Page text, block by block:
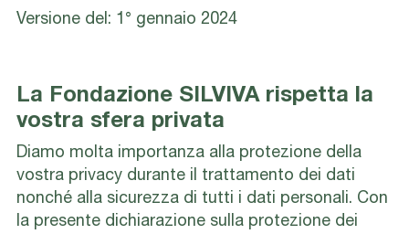
Versione del: 1° gennaio 2024
La Fondazione SILVIVA rispetta la
vostra sfera privata
Diamo molta importanza alla protezione della
vostra privacy durante il trattamento dei dati
nonché alla sicurezza di tutti i dati personali. Con
la presente dichiarazione sulla protezione dei